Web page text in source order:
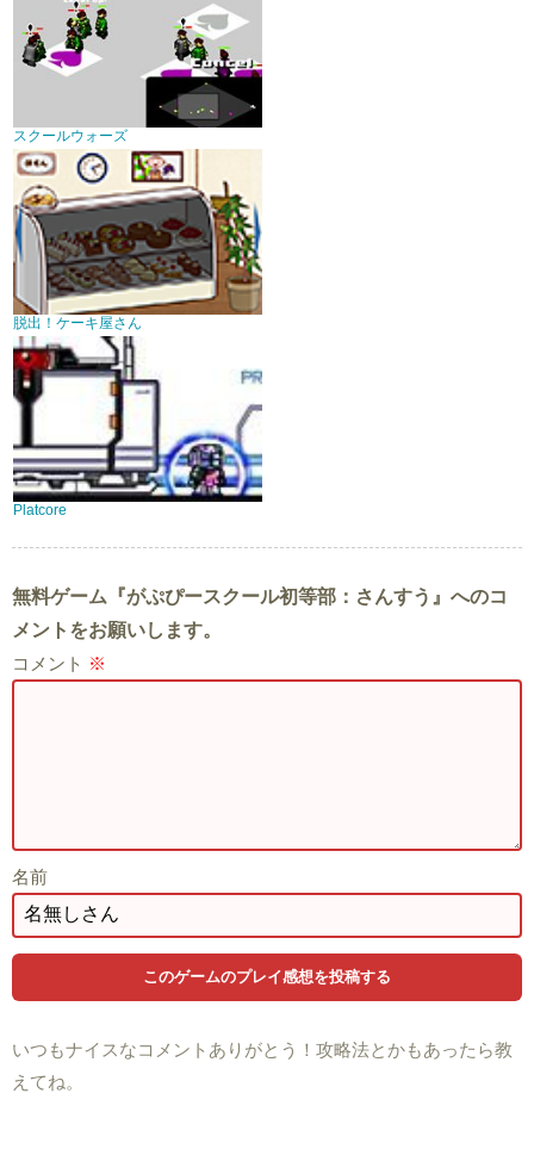
スクールウォーズ
脱出！ケーキ屋さん
Platcore
無料ゲーム『がぷぴースクール初等部：さんすう』へのコ
メントをお願いします。
コメント ※
名前
いつもナイスなコメントありがとう！攻略法とかもあったら教
えてね。